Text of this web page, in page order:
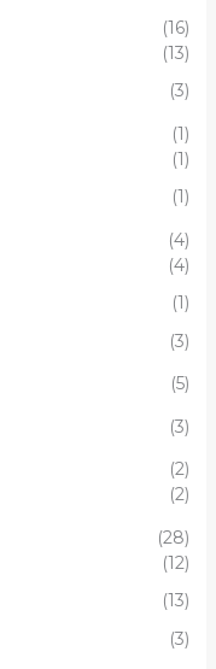
(16)
(13)
(3)
(1)
(1)
(1)
(4)
(4)
(1)
(3)
(5)
(3)
(2)
(2)
(28)
(12)
(13)
(3)